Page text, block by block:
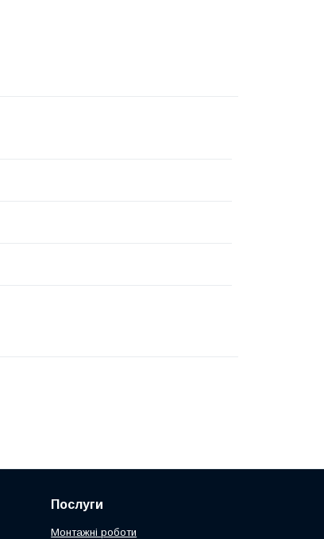
Послуги
Монтажні роботи